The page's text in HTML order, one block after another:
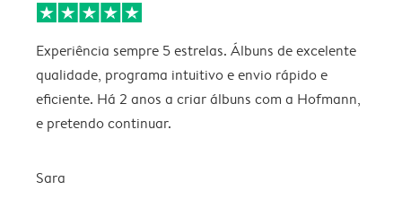
Experiência sempre 5 estrelas. Álbuns de excelente
qualidade, programa intuitivo e envio rápido e
eficiente. Há 2 anos a criar álbuns com a Hofmann,
e pretendo continuar.
Sara